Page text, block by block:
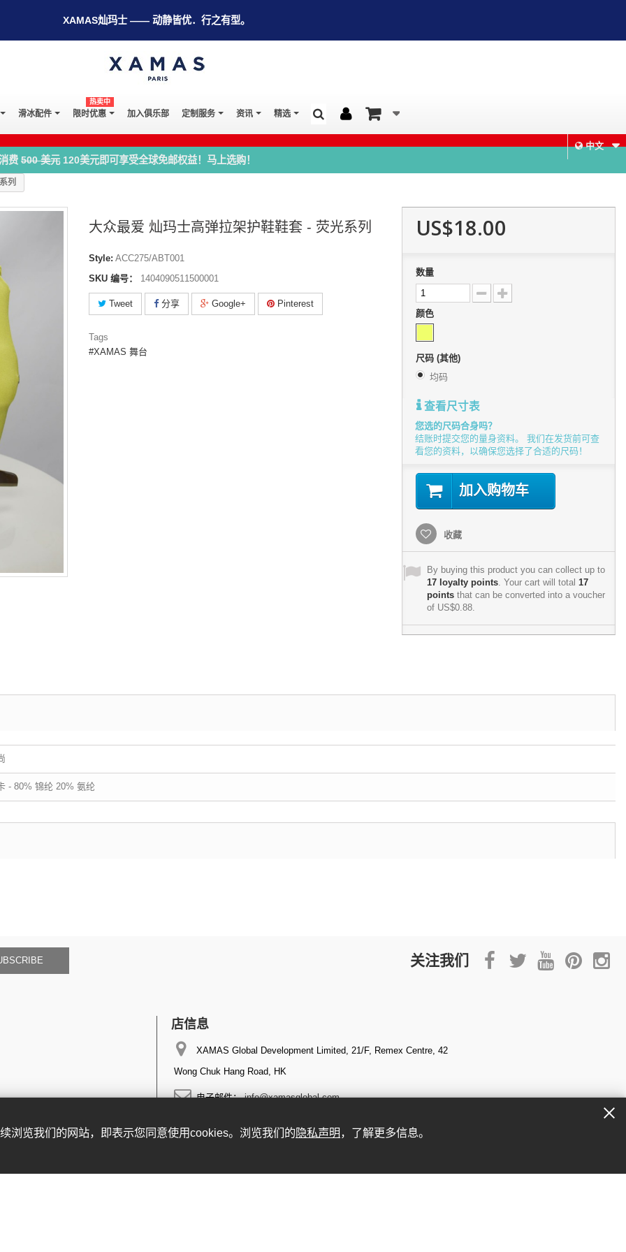
XAMAS灿玛士 —— 动静皆优．行之有型。
滑冰配件 限时优惠
热卖中
加入俱乐部 定制服务 资讯 精选
中文
费 500 美元120美元即可享受全球免邮权益！马上选购！
列
大众最爱 灿玛士高弹拉架护鞋鞋套 - 荧光系列
Style: ACC275/ABT001
SKU 编号：
1404090511500001
Tweet 分享 Google+ Pinterest
Tags
XAMAS 舞台
US$18.00
数量
颜色
尺码 (其他)
均码
查看尺寸表
您选的尺码合身吗？
结账时提交您的量身资料。 我们在发货前可查
看您的资料，以确保您选择了合适的尺码！
加入购物车
收藏
By buying this product you can collect up to
17loyalty points. Your cart will total 17
pointsthat can be converted into a voucher
of US$0.88.
- 80% 锦纶 20% 氨纶
关注我们
店信息
XAMAS Global Development Limited, 21/F, Remex Centre, 42
Wong Chuk Hang Road, HK
电子邮件：info@xamasglobal.com
浏览我们的网站，即表示您同意使用cookies。浏览我们的隐私声明 ，了解更多信息。